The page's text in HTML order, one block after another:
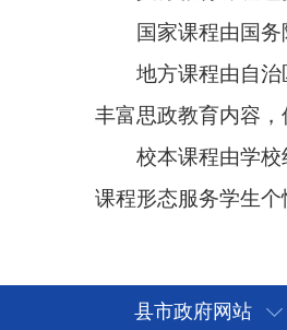
校本课程由学校组织
县市政府网站